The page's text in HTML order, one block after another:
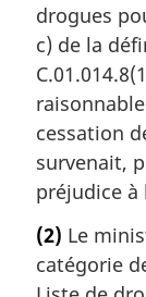
drogues
c) de la
cessation
survenait,
préjudice à
(2) Le
catégorie